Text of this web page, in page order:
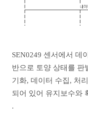
SEN0249 센서에서 데
반으로 토양 상태를 판
기화, 데이터 수집, 처
되어 있어 유지보수와
.